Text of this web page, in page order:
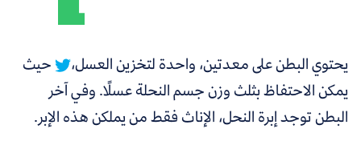
يحتوي البطن على معدتين، واحدة لتخزين العسل،
حيث
يمكن الاحتفاظ بثلث وزن جسم النحلة عسلًا. وفي آخر
البطن توجد إبرة النحل، الإناث فقط من يملكن هذه الإبر.